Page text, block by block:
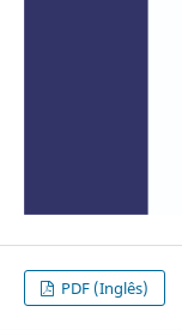
PDF (Inglês)